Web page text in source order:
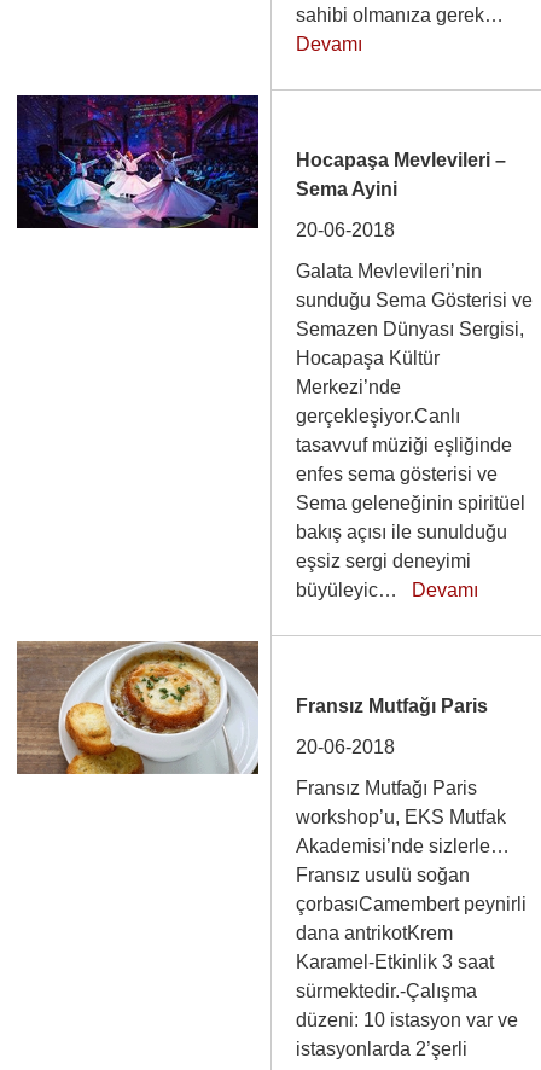
sahibi olmanıza gerek…
Devamı
Hocapaşa Mevlevileri –
Sema Ayini
20-06-2018
Galata Mevlevileri’nin
sunduğu Sema Gösterisi ve
Semazen Dünyası Sergisi,
Hocapaşa Kültür
Merkezi’nde
gerçekleşiyor.Canlı
tasavvuf müziği eşliğinde
enfes sema gösterisi ve
Sema geleneğinin spiritüel
bakış açısı ile sunulduğu
eşsiz sergi deneyimi
büyüleyic… Devamı
Fransız Mutfağı Paris
20-06-2018
Fransız Mutfağı Paris
workshop’u, EKS Mutfak
Akademisi’nde sizlerle…
Fransız usulü soğan
çorbasıCamembert peynirli
dana antrikotKrem
Karamel-Etkinlik 3 saat
sürmektedir.-Çalışma
düzeni: 10 istasyon var ve
istasyonlarda 2’şerli